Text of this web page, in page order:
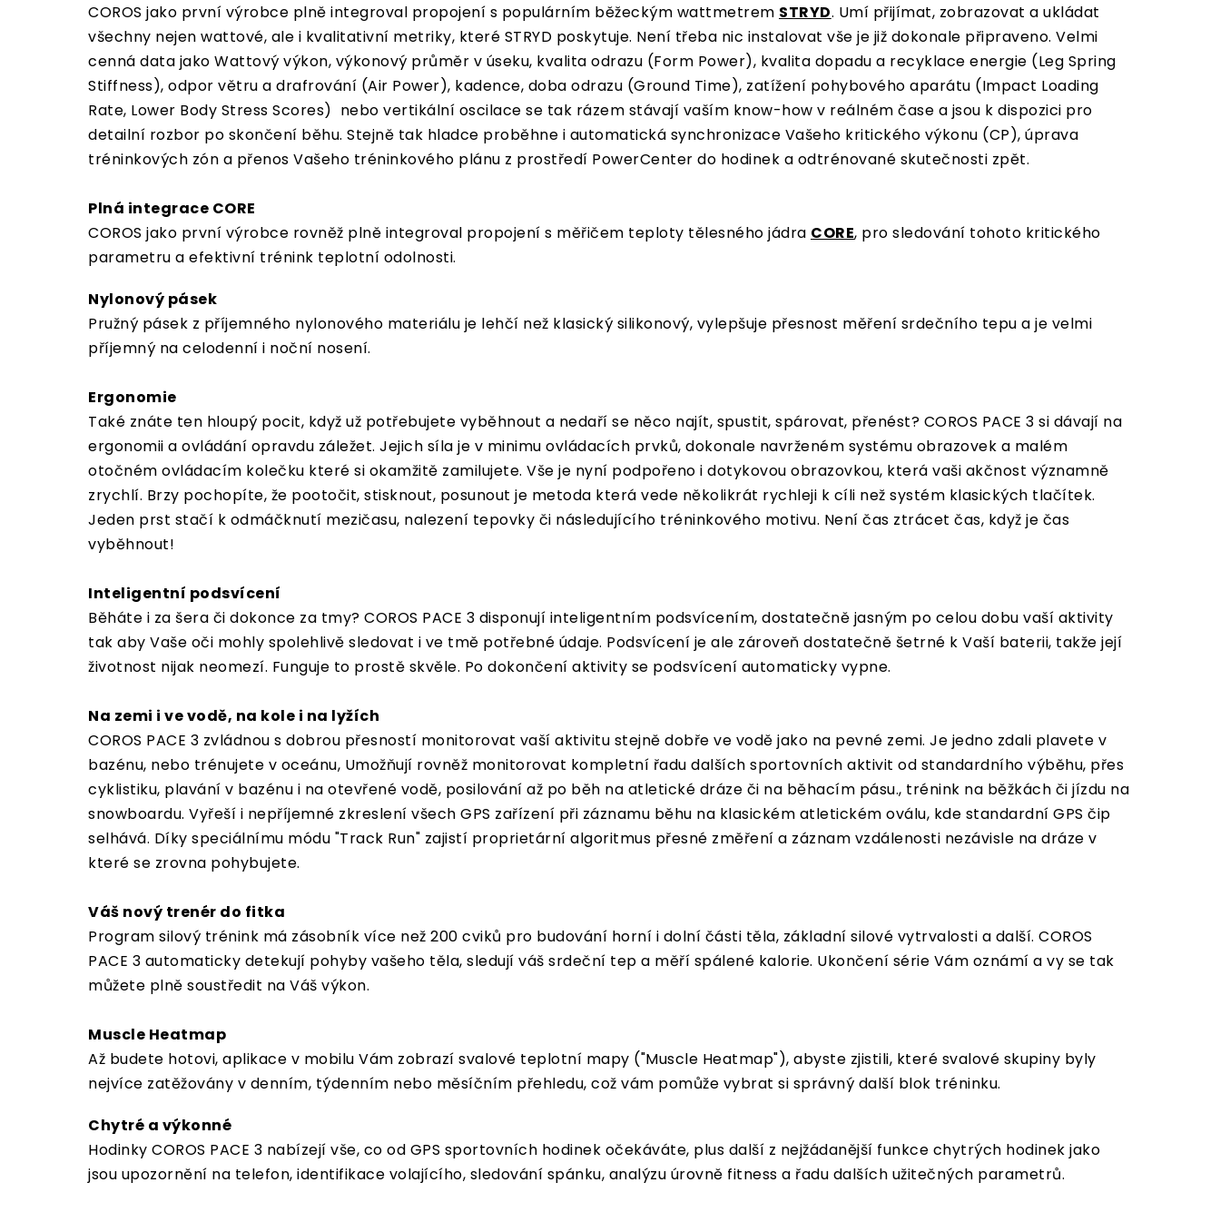
COROS jako první výrobce plně integroval propojení s populárním běžeckým wattmetrem STRYD. Umí přijímat, zobrazovat a ukládat
všechny nejen wattové, ale i kvalitativní metriky, které STRYD poskytuje. Není třeba nic instalovat vše je již dokonale připraveno. Velmi
cenná data jako Wattový výkon, výkonový průměr v úseku, kvalita odrazu (Form Power), kvalita dopadu a recyklace energie (Leg Spring
Stiffness), odpor větru a drafrování (Air Power), kadence, doba odrazu (Ground Time), zatížení pohybového aparátu (Impact Loading
Rate, Lower Body Stress Scores) nebo vertikální oscilace se tak rázem stávají vaším know-how v reálném čase a jsou k dispozici pro
detailní rozbor po skončení běhu. Stejně tak hladce proběhne i automatická synchronizace Vašeho kritického výkonu (CP), úprava
tréninkových zón a přenos Vašeho tréninkového plánu z prostředí PowerCenter do hodinek a odtrénované skutečnosti zpět.
Plná integrace CORE
COROS jako první výrobce rovněž plně integroval propojení s měřičem teploty tělesného jádra CORE, pro sledování tohoto kritického
parametru a efektivní trénink teplotní odolnosti.
Nylonový pásek
Pružný pásek z příjemného nylonového materiálu je lehčí než klasický silikonový, vylepšuje přesnost měření srdečního tepu a je velmi
příjemný na celodenní i noční nosení.
Ergonomie
Také znáte ten hloupý pocit, když už potřebujete vyběhnout a nedaří se něco najít, spustit, spárovat, přenést? COROS PACE 3 si dávají na
ergonomii a ovládání opravdu záležet. Jejich síla je v minimu ovládacích prvků, dokonale navrženém systému obrazovek a malém
otočném ovládacím kolečku které si okamžitě zamilujete. Vše je nyní podpořeno i dotykovou obrazovkou, která vaši akčnost významně
zrychlí. Brzy pochopíte, že pootočit, stisknout, posunout je metoda která vede několikrát rychleji k cíli než systém klasických tlačítek.
Jeden prst stačí k odmáčknutí mezičasu, nalezení tepovky či následujícího tréninkového motivu. Není čas ztrácet čas, když je čas
vyběhnout!
Inteligentní podsvícení
Běháte i za šera či dokonce za tmy? COROS PACE 3 disponují inteligentním podsvícením, dostatečně jasným po celou dobu vaší aktivity
tak aby Vaše oči mohly spolehlivě sledovat i ve tmě potřebné údaje. Podsvícení je ale zároveň dostatečně šetrné k Vaší baterii, takže její
životnost nijak neomezí. Funguje to prostě skvěle. Po dokončení aktivity se podsvícení automaticky vypne.
Na zemi i ve vodě, na kole i na lyžích
COROS PACE 3 zvládnou s dobrou přesností monitorovat vaší aktivitu stejně dobře ve vodě jako na pevné zemi. Je jedno zdali plavete v
bazénu, nebo trénujete v oceánu, Umožňují rovněž monitorovat kompletní řadu dalších sportovních aktivit od standardního výběhu, přes
cyklistiku, plavání v bazénu i na otevřené vodě, posilování až po běh na atletické dráze či na běhacím pásu., trénink na běžkách či jízdu na
snowboardu. Vyřeší i nepříjemné zkreslení všech GPS zařízení při záznamu běhu na klasickém atletickém oválu, kde standardní GPS čip
selhává. Díky speciálnímu módu "Track Run" zajistí proprietární algoritmus přesné změření a záznam vzdálenosti nezávisle na dráze v
které se zrovna pohybujete.
Váš nový trenér do fitka
Program silový trénink má zásobník více než 200 cviků pro budování horní i dolní části těla, základní silové vytrvalosti a další. COROS
PACE 3 automaticky detekují pohyby vašeho těla, sledují váš srdeční tep a měří spálené kalorie. Ukončení série Vám oznámí a vy se tak
můžete plně soustředit na Váš výkon.
Muscle Heatmap
Až budete hotovi, aplikace v mobilu Vám zobrazí svalové teplotní mapy ("Muscle Heatmap"), abyste zjistili, které svalové skupiny byly
nejvíce zatěžovány v denním, týdenním nebo měsíčním přehledu, což vám pomůže vybrat si správný další blok tréninku.
Chytré a výkonné
Hodinky COROS PACE 3 nabízejí vše, co od GPS sportovních hodinek očekáváte, plus další z nejžádanější funkce chytrých hodinek jako
jsou upozornění na telefon, identifikace volajícího, sledování spánku, analýzu úrovně fitness a řadu dalších užitečných parametrů.